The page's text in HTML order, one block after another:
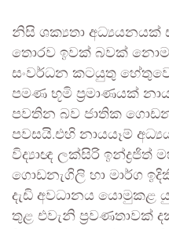
නිසි ශක්‍යතා අධ්‍යයනයක්
තොරව ඉවක් බවක්
සංවර්ධන කටයුතු
පමණ භූමි ප්‍රමාණයක්
පවතින බව ජාතික
පවසයි.එහි නායයෑම්
විද්‍යාඥ ලක්සිරි ඉන්ද්‍රජිත්
ගොඩනැගිලි හා මාර්ග
දැඩි අවධානය යොමුකළ
තුළ එවැනි ප්‍රවණතාවක්